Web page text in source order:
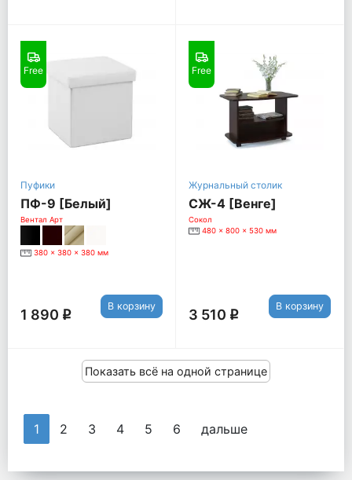
Free
Пуфики
ПФ-9 [Белый]
Вентал Арт
380 x 380 x 380 мм
1 890 q
В корзину
Free
Журнальный столик
СЖ-4 [Венге]
Сокол
480 x 800 x 530 мм
3 510 q
В корзину
Показать всё на одной странице
1 2 3 4 5 6 дальше